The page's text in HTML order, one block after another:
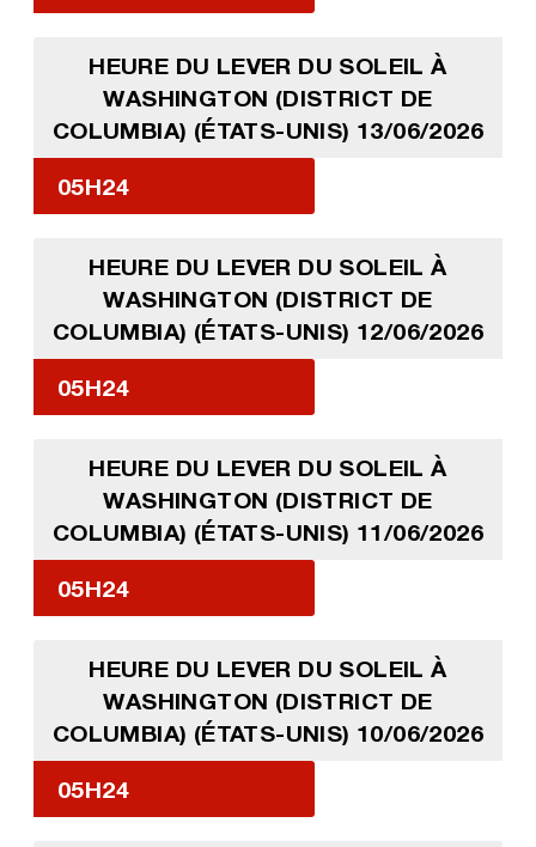
HEURE DU LEVER DU SOLEIL À
WASHINGTON (DISTRICT DE
COLUMBIA) (ÉTATS-UNIS) 13/06/2026
05H24
HEURE DU LEVER DU SOLEIL À
WASHINGTON (DISTRICT DE
COLUMBIA) (ÉTATS-UNIS) 12/06/2026
05H24
HEURE DU LEVER DU SOLEIL À
WASHINGTON (DISTRICT DE
COLUMBIA) (ÉTATS-UNIS) 11/06/2026
05H24
HEURE DU LEVER DU SOLEIL À
WASHINGTON (DISTRICT DE
COLUMBIA) (ÉTATS-UNIS) 10/06/2026
05H24